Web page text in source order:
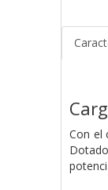
Con el